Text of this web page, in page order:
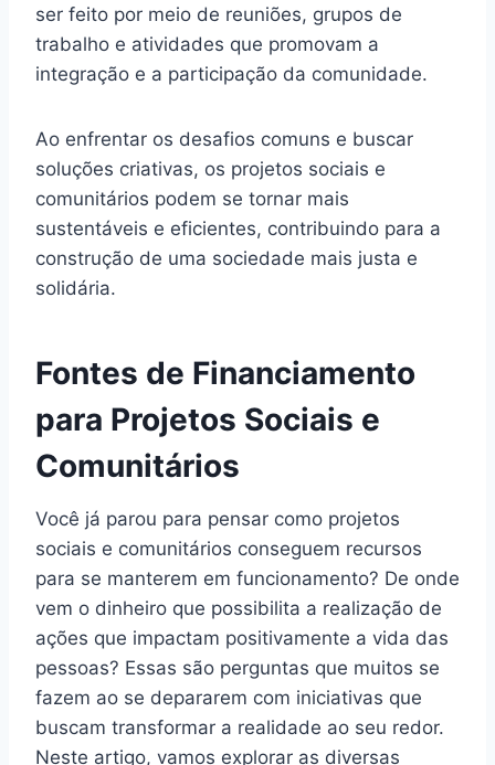
ser feito por meio de reuniões, grupos de
trabalho e atividades que promovam a
integração e a participação da comunidade.
Ao enfrentar os desafios comuns e buscar
soluções criativas, os projetos sociais e
comunitários podem se tornar mais
sustentáveis e eficientes, contribuindo para a
construção de uma sociedade mais justa e
solidária.
Fontes de Financiamento
para Projetos Sociais e
Comunitários
Você já parou para pensar como projetos
sociais e comunitários conseguem recursos
para se manterem em funcionamento? De onde
vem o dinheiro que possibilita a realização de
ações que impactam positivamente a vida das
pessoas? Essas são perguntas que muitos se
fazem ao se depararem com iniciativas que
buscam transformar a realidade ao seu redor.
Neste artigo, vamos explorar as diversas